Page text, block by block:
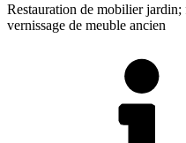
Restauration de mobilier jardin;
vernissage de meuble ancien